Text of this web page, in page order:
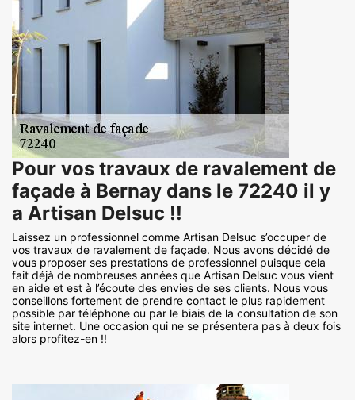
Pour vos travaux de ravalement de
façade à Bernay dans le 72240 il y
a Artisan Delsuc !!
Laissez un professionnel comme Artisan Delsuc s’occuper de
vos travaux de ravalement de façade. Nous avons décidé de
vous proposer ses prestations de professionnel puisque cela
fait déjà de nombreuses années que Artisan Delsuc vous vient
en aide et est à l’écoute des envies de ses clients. Nous vous
conseillons fortement de prendre contact le plus rapidement
possible par téléphone ou par le biais de la consultation de son
site internet. Une occasion qui ne se présentera pas à deux fois
alors profitez-en !!